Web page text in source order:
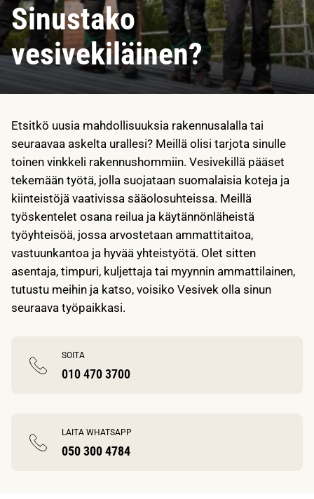
Sinustako
vesivekiläinen?
Etsitkö uusia mahdollisuuksia rakennusalalla tai
seuraavaa askelta urallesi? Meillä olisi tarjota sinulle
toinen vinkkeli rakennushommiin. Vesivekillä pääset
tekemään työtä, jolla suojataan suomalaisia koteja ja
kiinteistöjä vaativissa sääolosuhteissa. Meillä
työskentelet osana reilua ja käytännönläheistä
työyhteisöä, jossa arvostetaan ammattitaitoa,
vastuunkantoa ja hyvää yhteistyötä. Olet sitten
asentaja, timpuri, kuljettaja tai myynnin ammattilainen,
tutustu meihin ja katso, voisiko Vesivek olla sinun
seuraava työpaikkasi.
SOITA
010 470 3700
LAITA WHATSAPP
050 300 4784